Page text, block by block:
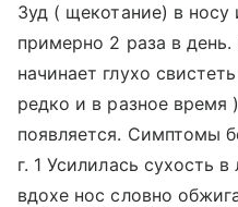
Зуд ( щекотание) в
примерно 2 раза в день.
начинает глухо
редко и в разное время
появляется. Симптомы
г. 1 Усилилась сухость
вдохе нос словно